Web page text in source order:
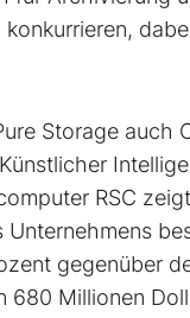
Storage
RSC
gegenüber
680 Millionen